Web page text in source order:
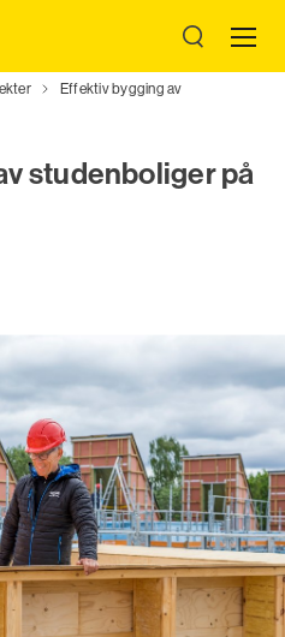
Effektiv bygging av
studenboliger på